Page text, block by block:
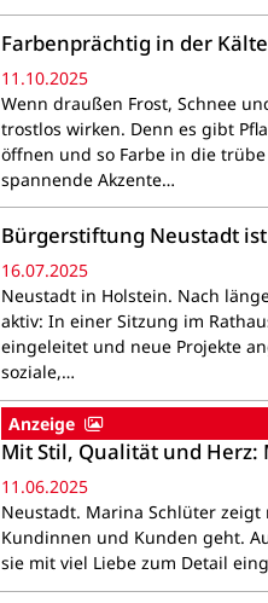
Farbenprächtig in der
11.10.2025
Wenn draußen Frost, Schnee
trostlos wirken. Denn es gibt
öffnen und so Farbe in die
spannende Akzente…
Bürgerstiftung Neustadt
16.07.2025
Neustadt in Holstein. Nach
aktiv: In einer Sitzung im
eingeleitet und neue Projekte
soziale,…
Anzeige
Mit Stil, Qualität und
11.06.2025
Neustadt. Marina Schlüter
Kundinnen und Kunden geht.
sie mit viel Liebe zum Detail